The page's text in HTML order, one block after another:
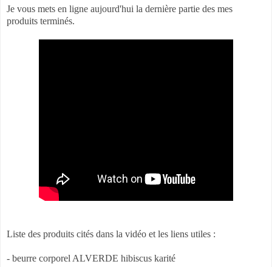
Je vous mets en ligne aujourd'hui la dernière partie des mes
produits terminés.
Liste des produits cités dans la vidéo et les liens utiles :
- beurre corporel ALVERDE hibiscus karité